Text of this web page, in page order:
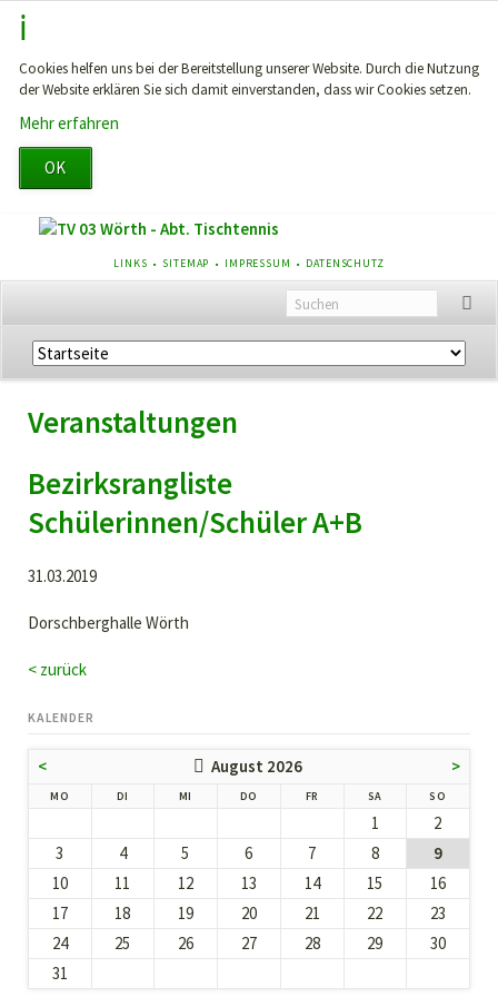
Cookies helfen uns bei der Bereitstellung unserer Website. Durch die Nutzung
der Website erklären Sie sich damit einverstanden, dass wir Cookies setzen.
Mehr erfahren
OK
NAVIGATION
ÜBERSPRINGEN
LINKS SITEMAP IMPRESSUM DATENSCHUTZ
Navigation
überspringen
Veranstaltungen
Bezirksrangliste
Schülerinnen/Schüler A+B
31.03.2019
Dorschberghalle Wörth
< zurück
KALENDER
< August 2026 >
MO DI MI DO NNERSTAG
FR SA SO
1
2
3
4 5 6 7 8
9
10
11 12 13 14 15
16
17
18 19 20 21 22
23
24
25 26 27 28 29
30
31